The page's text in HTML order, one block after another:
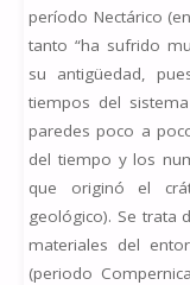
período Nectárico
tanto “ha sufrido
su antigüedad,
tiempos del
paredes poco a
del tiempo y los
que originó el
geológico). Se trata
materiales del
(periodo